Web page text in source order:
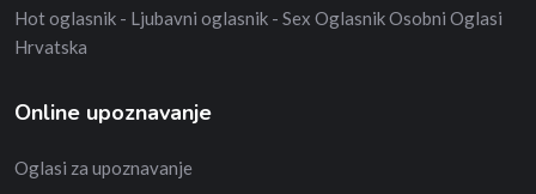
Hot oglasnik - Ljubavni oglasnik - Sex Oglasnik Osobni Oglasi
Hrvatska
Online upoznavanje
Oglasi za upoznavanje